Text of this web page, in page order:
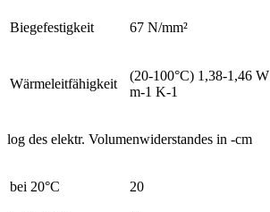
Biegefestigkeit 67 N/mm²
Wärmeleitfähigkeit
(20-100°C) 1,38-1,46 W
m-1 K-1
log des elektr. Volumenwiderstandes in -cm
bei 20°C 20